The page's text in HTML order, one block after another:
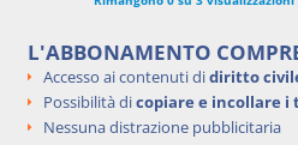
L'ABBONAMENTO
Accesso ai contenuti didiritto
Possibilità dicopiare e incollare i
Nessuna distrazione pubblicitaria